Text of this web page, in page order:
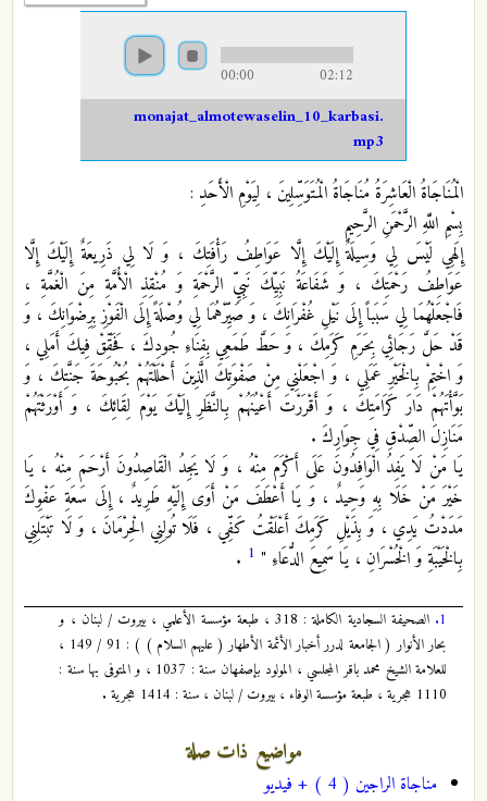
00:00 02:12
monajat_almotewaselin_10_karbasi.
mp3
الْمُنَاجَاةُ الْعَاشِرَةُ مُنَاجَاةُ الْمُتَوَسِّلِينَ ، لِيَوْمِ الْأَحَدِ :
بِسْمِ اللَّهِ الرَّحْمَنِ الرَّحِيمِ
إِلَهِي لَيْسَ لِي وَسِيلَةٌ إِلَيْكَ إِلَّا عَوَاطِفُ رَأْفَتِكَ ، وَ لَا لِي ذَرِيعَةٌ إِلَيْكَ إِلَّا
عَوَاطِفُ رَحْمَتِكَ ، وَ شَفَاعَةُ نَبِيِّكَ نَبِيِّ الرَّحْمَةِ وَ مُنْقِذِ الْأُمَّةِ مِنَ الْغُمَّةِ ،
فَاجْعَلْهُمَا لِي سَبَباً إِلَى نَيْلِ غُفْرَانِكَ ، وَ صَيِّرْهُمَا لِي وُصْلَةً إِلَى الْفَوْزِ بِرِضْوَانِكَ ، وَ
قَدْ حَلَّ رَجَائِي بِحَرَمِ كَرَمِكَ ، وَ حَطَّ طَمَعِي بِفِنَاءِ جُودِكَ ، فَحَقِّقْ فِيكَ أَمَلِي ،
وَ اخْتِمْ بِالْخَيْرِ عَمَلِي ، وَ اجْعَلْنِي مِنْ صَفْوَتِكَ الَّذِينَ أَحْلَلْتَهُمْ بُحْبُوحَةَ جَنَّتِكَ ، وَ
بَوَّأْتَهُمْ دَارَ كَرَامَتِكَ ، وَ أَقْرَرْتَ أَعْيُنَهُمْ بِالنَّظَرِ إِلَيْكَ يَوْمَ لِقَائِكَ ، وَ أَوْرَثْتَهُمْ
مَنَازِلَ الصِّدْقِ فِي جِوَارِكَ .
يَا مَنْ لَا يَفِدُ الْوَافِدُونَ عَلَى أَكْرَمَ مِنْهُ ، وَ لَا يَجِدُ الْقَاصِدُونَ أَرْحَمَ مِنْهُ ، يَا
خَيْرَ مَنْ خَلَا بِهِ وَحِيدٌ ، وَ يَا أَعْطَفَ مَنْ أَوَى إِلَيْهِ طَرِيدٌ ، إِلَى سَعَةِ عَفْوِكَ
مَدَدْتُ يَدِي ، وَ بِذَيْلِ كَرَمِكَ أَعْلَقْتُ كَفِّي ، فَلَا تُولِنِي الْحِرْمَانَ ، وَ لَا تَبْتَلِنِي
بِالْخَيْبَةِ وَ الْخُسْرَانِ ، يَا سَمِيعَ الدُّعَاءِ " 1
.
1.
الصحيفة السجادية الكاملة : 318 ، طبعة مؤسسة الأعلمي ، بيروت / لبنان ، و
بحار الأنوار ( الجامعة لدرر أخبار الأئمة الأطهار ( عليهم السلام ) ) : 91 / 149 ،
للعلامة الشيخ محمد باقر المجلسي ، المولود بإصفهان سنة : 1037 ، و المتوفى بها سنة :
1110 هجرية ، طبعة مؤسسة الوفاء ، بيروت / لبنان ، سنة : 1414 هجرية .
مواضيع ذات صلة
مناجاة الراجين ( 4 ) + فيديو